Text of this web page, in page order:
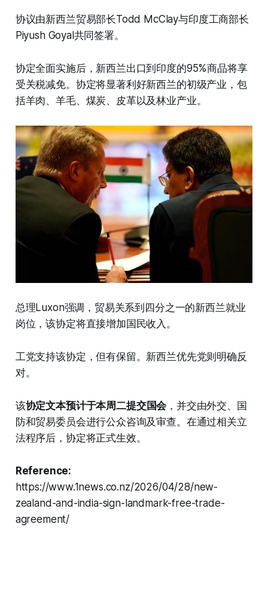
协议由新西兰贸易部长Todd McClay与印度工商部长
Piyush Goyal共同签署。
协定全面实施后，新西兰出口到印度的95%商品将享
受关税减免。协定将显著利好新西兰的初级产业，包
括羊肉、羊毛、煤炭、皮革以及林业产业。
总理Luxon强调，贸易关系到四分之一的新西兰就业
岗位，该协定将直接增加国民收入。
工党支持该协定，但有保留。新西兰优先党则明确反
对。
该协定文本预计于本周二提交国会 ，并交由外交、国
防和贸易委员会进行公众咨询及审查。在通过相关立
法程序后，协定将正式生效。
Reference:
https://www.1news.co.nz/2026/04/28/new-
zealand-and-india-sign-landmark-free-trade-
agreement/